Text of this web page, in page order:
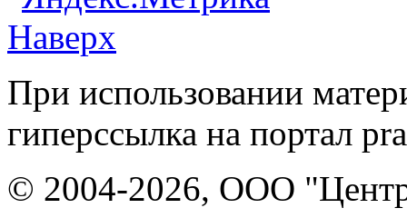
Наверх
При использовании
гиперссылка на портал
© 2004-2026, ООО "Центр